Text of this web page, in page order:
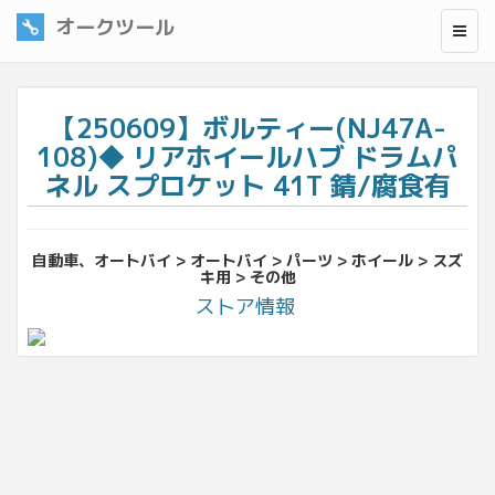
オークツール
【250609】ボルティー(NJ47A-
108)◆ リアホイールハブ ドラムパ
ネル スプロケット 41T 錆/腐食有
自動車、オートバイ > オートバイ > パーツ > ホイール > スズ
キ用 > その他
ストア情報